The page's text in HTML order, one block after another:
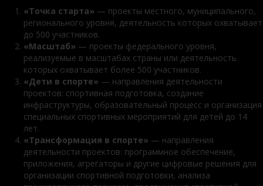
«Точка старта» — проекты местного, муниципального,
регионального уровня, деятельность которых охватывает
до 500 участников.
«Масштаб» — проекты федерального уровня,
реализуемые в масштабах страны или деятельность
которых охватывает более 500 участников.
«Дети в спорте» — направления деятельности
проектов: спортивная подготовка, создание
инфраструктуры, образовательный процесс и организация
специальных спортивных мероприятий для детей до 14
лет.
«Трансформация в спорте» — направления
деятельности проектов: программное обеспечение,
приложения, агрегаторы и другие цифровые решения для
организации спортивной подготовки, анализа